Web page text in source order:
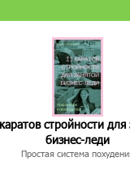
стройности для
бизнес-леди
Простая система